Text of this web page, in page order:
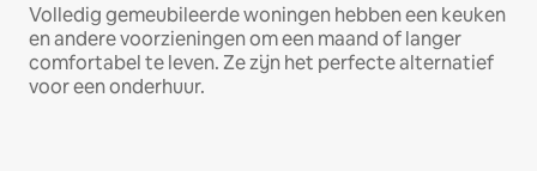
Volledig gemeubileerde woningen hebben een keuken
en andere voorzieningen om een maand of langer
comfortabel te leven. Ze zijn het perfecte alternatief
voor een onderhuur.